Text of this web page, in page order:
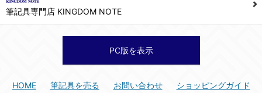
筆記具専門店 KINGDOM NOTE
PC版を表示
HOME 筆記具を売る お問い合わせ ショッピングガイド